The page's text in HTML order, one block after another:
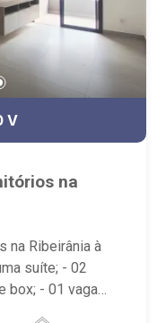
V
na
na Ribeirânia à
suíte; - 02
box; - 01 vaga